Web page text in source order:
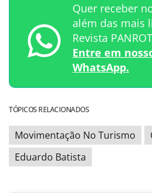
Quer receber
além das mais
Revista
Entre em
WhatsApp.
TÓPICOS RELACIONADOS
Movimentação No Turismo
Eduardo Batista